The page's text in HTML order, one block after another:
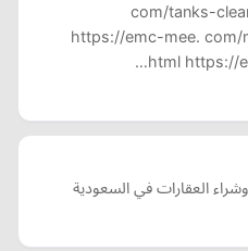
com/tanks-
https://emc-mee.
html https://
العقارات في السعودية